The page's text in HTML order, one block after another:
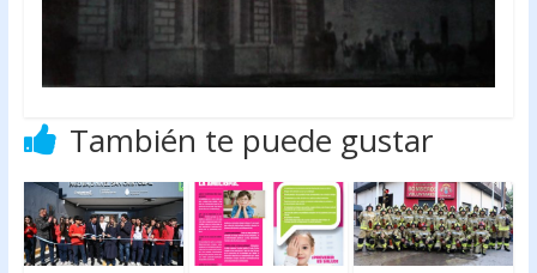
También te puede gustar